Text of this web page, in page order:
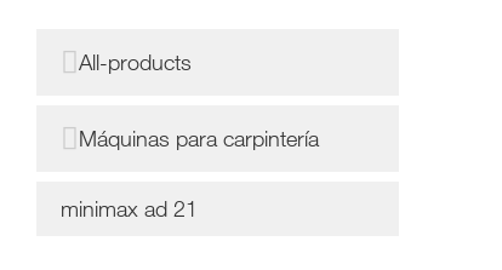
All-products
Máquinas para carpintería
minimax ad 21